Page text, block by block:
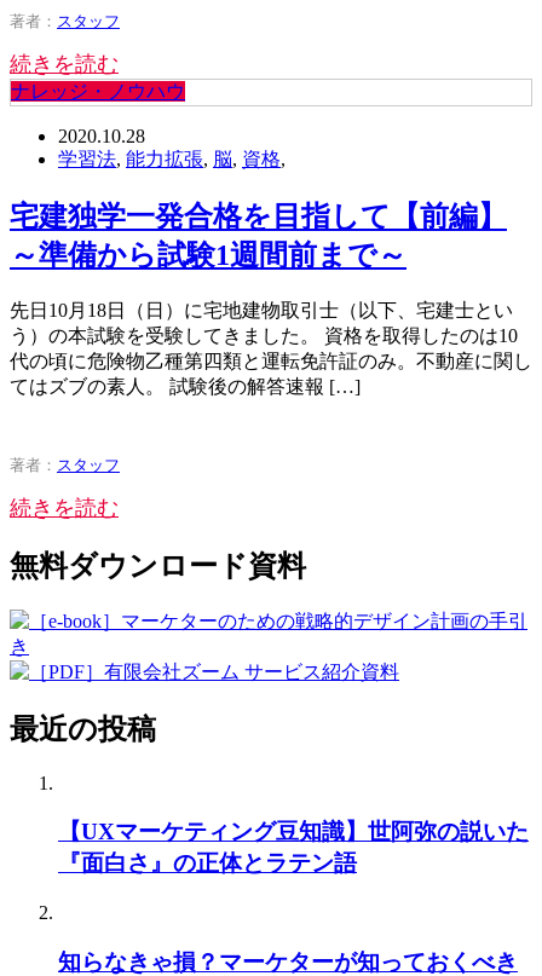
著者： スタッフ
続きを読む
ナレッジ・ノウハウ
2020.10.28
学習法, 能力拡張, 脳, 資格,
宅建独学一発合格を目指して【前編】
～準備から試験1週間前まで～
先日10月18日（日）に宅地建物取引士（以下、宅建士とい
う）の本試験を受験してきました。 資格を取得したのは10
代の頃に危険物乙種第四類と運転免許証のみ。不動産に関し
てはズブの素人。 試験後の解答速報 […]
著者： スタッフ
続きを読む
無料ダウンロード資料
最近の投稿
【UXマーケティング豆知識】世阿弥の説いた
『面白さ』の正体とラテン語
知らなきゃ損？マーケターが知っておくべき